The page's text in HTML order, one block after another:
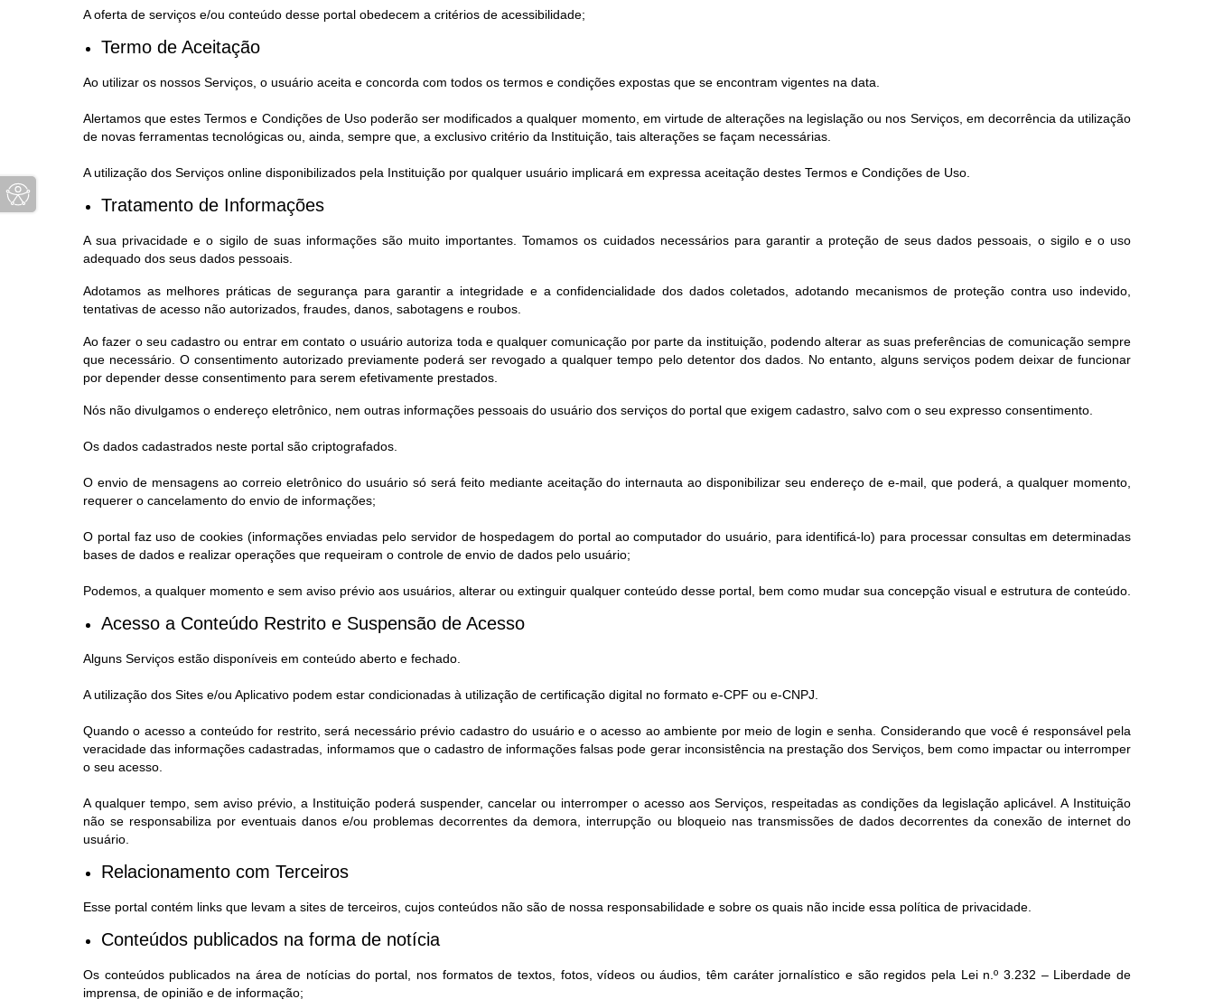
A oferta de serviços e/ou conteúdo desse portal obedecem a critérios de acessibilidade;
Termo de Aceitação
Ao utilizar os nossos Serviços, o usuário aceita e concorda com todos os termos e condições expostas que se encontram vigentes na data.
Alertamos que estes Termos e Condições de Uso poderão ser modificados a qualquer momento, em virtude de alterações na legislação ou nos Serviços, em decorrência da utilização
de novas ferramentas tecnológicas ou, ainda, sempre que, a exclusivo critério da Instituição, tais alterações se façam necessárias.
A utilização dos Serviços online disponibilizados pela Instituição por qualquer usuário implicará em expressa aceitação destes Termos e Condições de Uso.
Tratamento de Informações
A sua privacidade e o sigilo de suas informações são muito importantes. Tomamos os cuidados necessários para garantir a proteção de seus dados pessoais, o sigilo e o uso
adequado dos seus dados pessoais.
Adotamos as melhores práticas de segurança para garantir a integridade e a confidencialidade dos dados coletados, adotando mecanismos de proteção contra uso indevido,
tentativas de acesso não autorizados, fraudes, danos, sabotagens e roubos.
Ao fazer o seu cadastro ou entrar em contato o usuário autoriza toda e qualquer comunicação por parte da instituição, podendo alterar as suas preferências de comunicação sempre
que necessário. O consentimento autorizado previamente poderá ser revogado a qualquer tempo pelo detentor dos dados. No entanto, alguns serviços podem deixar de funcionar
por depender desse consentimento para serem efetivamente prestados.
Nós não divulgamos o endereço eletrônico, nem outras informações pessoais do usuário dos serviços do portal que exigem cadastro, salvo com o seu expresso consentimento.
Os dados cadastrados neste portal são criptografados.
O envio de mensagens ao correio eletrônico do usuário só será feito mediante aceitação do internauta ao disponibilizar seu endereço de e-mail, que poderá, a qualquer momento,
requerer o cancelamento do envio de informações;
O portal faz uso de cookies (informações enviadas pelo servidor de hospedagem do portal ao computador do usuário, para identificá-lo) para processar consultas em determinadas
bases de dados e realizar operações que requeiram o controle de envio de dados pelo usuário;
Podemos, a qualquer momento e sem aviso prévio aos usuários, alterar ou extinguir qualquer conteúdo desse portal, bem como mudar sua concepção visual e estrutura de conteúdo.
Acesso a Conteúdo Restrito e Suspensão de Acesso​
Alguns Serviços estão disponíveis em conteúdo aberto e fechado.
A utilização dos Sites e/ou Aplicativo podem estar condicionadas à utilização de certificação digital no formato e-CPF ou e-CNPJ.
Quando o acesso a conteúdo for restrito, será necessário prévio cadastro do usuário e o acesso ao ambiente por meio de login e senha. Considerando que você é responsável pela
veracidade das informações cadastradas, informamos que o cadastro de informações falsas pode gerar inconsistência na prestação dos Serviços, bem como impactar ou interromper
o seu acesso.
A qualquer tempo, sem aviso prévio, a Instituição poderá suspender, cancelar ou interromper o acesso aos Serviços, respeitadas as condições da legislação aplicável. A Instituição
não se responsabiliza por eventuais danos e/ou problemas decorrentes da demora, interrupção ou bloqueio nas transmissões de dados decorrentes da conexão de internet do
usuário.
Relacionamento com Terceiros
Esse portal contém links que levam a sites de terceiros, cujos conteúdos não são de nossa responsabilidade e sobre os quais não incide essa política de privacidade.
Conteúdos publicados na forma de notícia
Os conteúdos publicados na área de notícias do portal, nos formatos de textos, fotos, vídeos ou áudios, têm caráter jornalístico e são regidos pela Lei n.º 3.232 – Liberdade de
imprensa, de opinião e de informação;